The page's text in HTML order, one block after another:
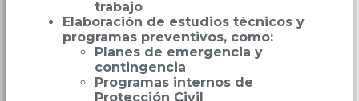
trabajo
Elaboración de estudios técnicos y
programas preventivos, como:
Planes de emergencia y
contingencia
Programas internos de
Protección Civil